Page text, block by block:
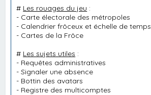
# Les rouages du jeu :
- Carte électorale des métropoles
- Calendrier frôceux et échelle de temps
- Cartes de la Frôce
# Les sujets utiles :
- Requêtes administratives
-Signaler une absence
- Bottin des avatars
- Registre des multicomptes